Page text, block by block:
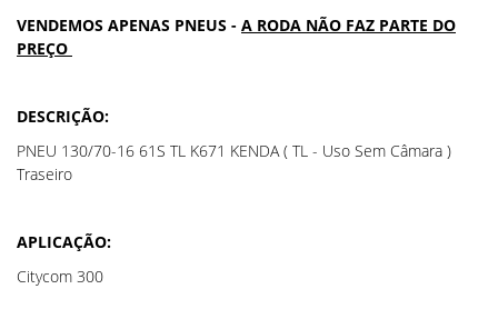
VENDEMOS APENAS PNEUS - A RODA NÃO FAZ PARTE DO
PREÇO
DESCRIÇÃO:
PNEU 130/70-16 61S TL K671 KENDA ( TL - Uso Sem Câmara )
Traseiro
APLICAÇÃO:
Citycom 300